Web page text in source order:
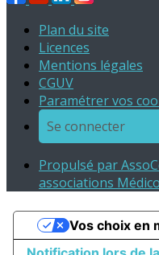
Plan du site
Licences
Mentions légales
CGUV
Paramétrer vos
Se connecter
Propulsé par
associations
Vos choix en